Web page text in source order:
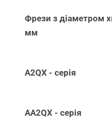
Фрези з діаметром
мм
A2QX - серія
AA2QX - серія